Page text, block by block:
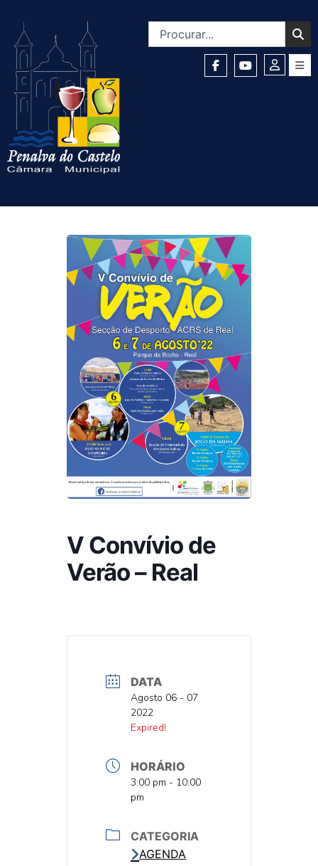
V Convívio de
Verão – Real
DATA
DATAAgosto 06 - 07
2022
DATAExpired!
HORÁRIO
HORA
3:00 pm - 10:00
pm
CATEGORIA
AGENDA